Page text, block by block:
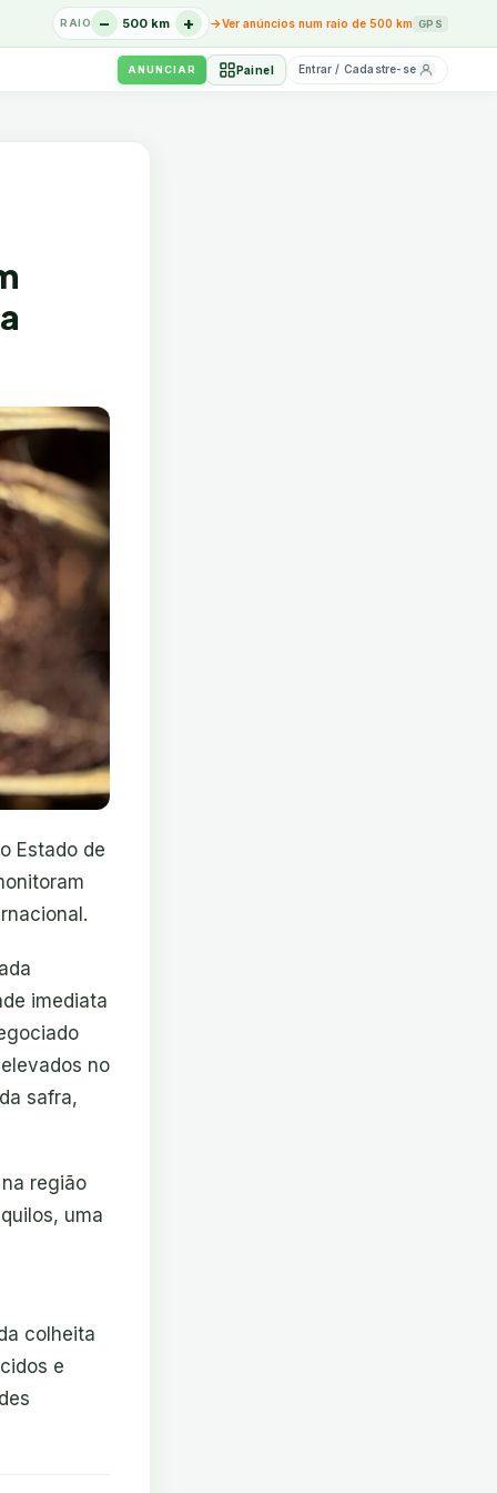
RAIO − 500 km + →Ver anúncios num raio de 500 km GPS
ANUNCIAR Painel Entrar / Cadastre-se
Estado de
imediata
no
safra,
região
uma
colheita
e